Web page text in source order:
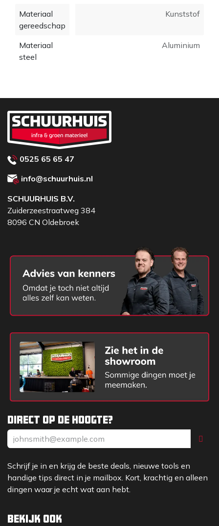
Materiaal
gereedschap
Kunststof
Materiaal
steel
Aluminium
Direct op de hoogte?
Schrijf je in en krijg de beste deals, nieuwe tools en
handige tips direct in je mailbox. Kort, krachtig en alleen
dingen waar je echt wat aan hebt.
Bekijk ook
0525 65 65 47
info@schuurhuis.nl
SCHUURHUIS B.V.
Zuiderzeestraatweg 384
8096 CN Oldebroek